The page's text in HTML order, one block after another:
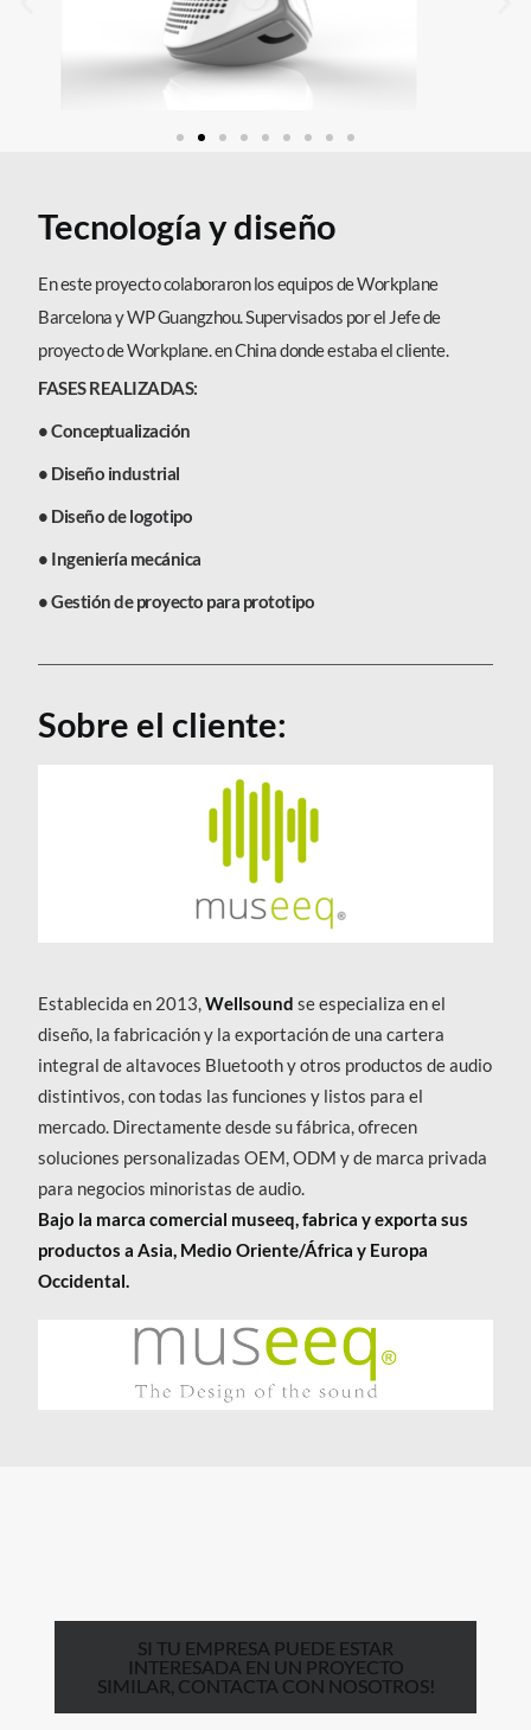
Tecnología y diseño
En este proyecto colaboraron los equipos de Workplane
Barcelona y WP Guangzhou. Supervisados por el Jefe de
proyecto de Workplane. en China donde estaba el cliente.
FASES REALIZADAS:
• Conceptualización
• Diseño industrial
• Diseño de logotipo
• Ingeniería mecánica
• Gestión de proyecto para prototipo
Sobre el cliente:
Establecida en 2013,Wellsound se especializa en el
diseño, la fabricación y la exportación de una cartera
integral de altavoces Bluetooth y otros productos de audio
distintivos, con todas las funciones y listos para el
mercado. Directamente desde su fábrica, ofrecen
soluciones personalizadas OEM, ODM y de marca privada
para negocios minoristas de audio.
Bajo la marca comercial museeq, fabrica y exporta sus
productos a Asia, Medio Oriente/África y Europa
Occidental.
SI TU EMPRESA PUEDE ESTAR
INTERESADA EN UN PROYECTO
SIMILAR, CONTACTA CON NOSOTROS!